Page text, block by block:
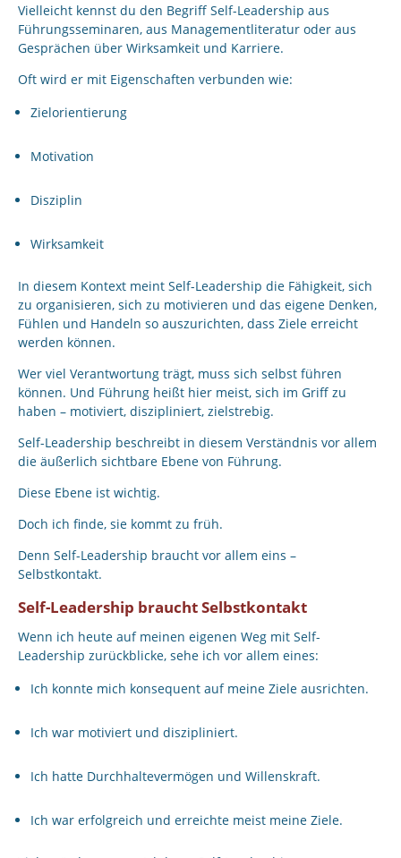
Vielleicht kennst du den Begriff Self-Leadership aus
Führungsseminaren, aus Managementliteratur oder aus
Gesprächen über Wirksamkeit und Karriere.
Oft wird er mit Eigenschaften verbunden wie:
Zielorientierung
Motivation
Disziplin
Wirksamkeit
In diesem Kontext meint Self-Leadership die Fähigkeit, sich
zu organisieren, sich zu motivieren und das eigene Denken,
Fühlen und Handeln so auszurichten, dass Ziele erreicht
werden können.
Wer viel Verantwortung trägt, muss sich selbst führen
können. Und Führung heißt hier meist, sich im Griff zu
haben – motiviert, diszipliniert, zielstrebig.
Self-Leadership beschreibt in diesem Verständnis vor allem
die äußerlich sichtbare Ebene von Führung.
Diese Ebene ist wichtig.
Doch ich finde, sie kommt zu früh.
Denn Self-Leadership braucht vor allem eins –
Selbstkontakt.
Self-Leadership braucht Selbstkontakt
Wenn ich heute auf meinen eigenen Weg mit Self-
Leadership zurückblicke, sehe ich vor allem eines:
Ich konnte mich konsequent auf meine Ziele ausrichten.
Ich war motiviert und diszipliniert.
Ich hatte Durchhaltevermögen und Willenskraft.
Ich war erfolgreich und erreichte meist meine Ziele.